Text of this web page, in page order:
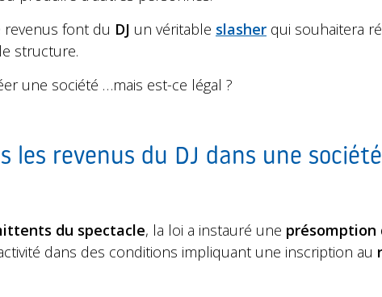
font du DJ un véritable slasher qui souhaitera
structure.
une société …mais est-ce légal ?
les revenus du DJ dans une
du spectacle, la loi a instauré une présomption
dans des conditions impliquant une inscription au